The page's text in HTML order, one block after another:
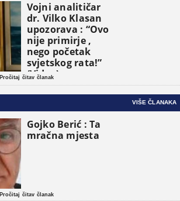
Vojni analitičar
dr. Vilko Klasan
upozorava : “Ovo
nije primirje ,
nego početak
svjetskog rata!”
(Video)
Pročitaj čitav članak
VIŠE ČLANAKA
Gojko Berić : Ta
mračna mjesta
Pročitaj čitav članak